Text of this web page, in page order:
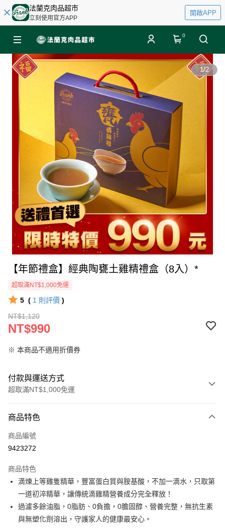
法蘭克肉品超市
立刻使用官方APP
開啟APP
0
1/2
【年節禮盒】經典陶甕土雞精禮盒（8入）*
超取滿NT$1,000免運
5 ( 1 則評價 )
NT$1,120
NT$990
※ 本商品不適用折價券
付款與運送方式
超取滿NT$1,000免運
信用卡一次付款
LINE Pay
街口支付
悠遊付
Google Pay
商品特色
商品編號
9423272
商品特色
滴煉上等雞隻精華，豐富蛋白質與胺基酸，不加一滴水，只取第
一道初淬精華，讓傳統滴雞精營養成分完全釋放！
過濾多餘油脂，0脂肪、0負擔，0膽固醇、營養完整，無抗生素
與無塑化劑溶出，守護家人的健康最安心。